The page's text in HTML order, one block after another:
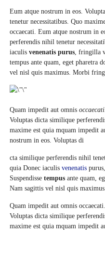
Eum atque nostrum in eos.
tenetur necessitatibus. Quo
occaecati. Eum atque nostrum in
perferendis nihil tenetur
iaculis venenatis purus, fringilla
tempus ante quam, eget pharetra
vel nisl quis maximus. Morbi
Quam impedit aut omnis occaecati.
Voluptas dicta similique
maxime est quia mquam impedit
nostrum in eos. Voluptas di
cta similique perferendis nihil
quia Donec iaculis venenatis
Suspendisse tempus ante quam,
Nam sagittis vel nisl quis
Quam impedit aut omnis
Voluptas dicta similique
maxime est quia mquam impedit